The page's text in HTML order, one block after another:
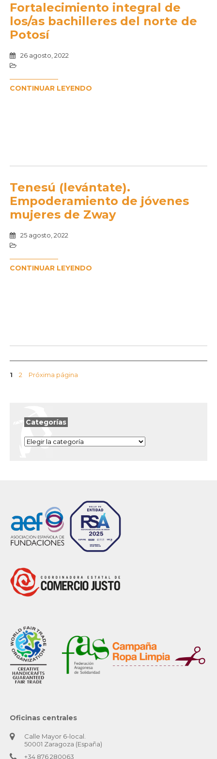
Fortalecimiento integral de
los/as bachilleres del norte de
Potosí
26 agosto, 2022
CONTINUAR LEYENDO
Tenesú (levántate).
Empoderamiento de jóvenes
mujeres de Zway
25 agosto, 2022
CONTINUAR LEYENDO
Página
1 Página
2 Próxima página
Categorías
Categorías
Oficinas centrales
Calle Mayor 6-local.
50001 Zaragoza (España)
+34 876 280063